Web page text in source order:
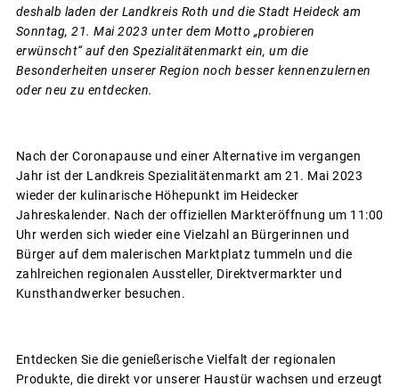
deshalb laden der Landkreis Roth und die Stadt Heideck am
Sonntag, 21. Mai 2023 unter dem Motto „probieren
erwünscht“ auf den Spezialitätenmarkt ein, um die
Besonderheiten unserer Region noch besser kennenzulernen
oder neu zu entdecken.
Nach der Coronapause und einer Alternative im vergangen
Jahr ist der Landkreis Spezialitätenmarkt am 21. Mai 2023
wieder der kulinarische Höhepunkt im Heidecker
Jahreskalender. Nach der offiziellen Markteröffnung um 11:00
Uhr werden sich wieder eine Vielzahl an Bürgerinnen und
Bürger auf dem malerischen Marktplatz tummeln und die
zahlreichen regionalen Aussteller, Direktvermarkter und
Kunsthandwerker besuchen.
Entdecken Sie die genießerische Vielfalt der regionalen
Produkte, die direkt vor unserer Haustür wachsen und erzeugt